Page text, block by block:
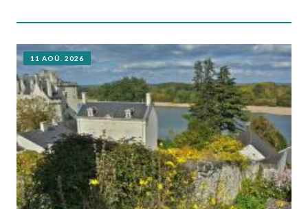
11 AOÛ. 2026